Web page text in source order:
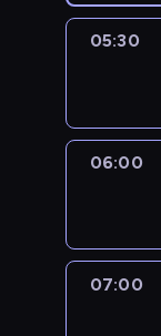
05:30
06:00
07:00